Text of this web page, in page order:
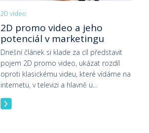
2D video
2D promo video a jeho
potenciál v marketingu
Dnešní článek si klade za cíl představit
pojem 2D promo video, ukázat rozdíl
oproti klasickému videu, které vídáme na
internetu, v televizi a hlavně u...